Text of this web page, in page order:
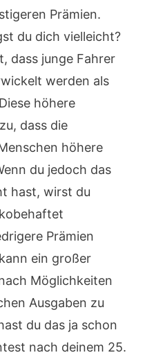
Prämien.
du dich vielleicht?
dass junge Fahrer
werden als
höhere
dass die
höhere
du jedoch das
hast, wirst du
Prämien
ein großer
Möglichkeiten
Ausgaben zu
du das ja schon
nach deinem 25.